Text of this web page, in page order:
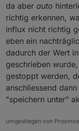
da aber auto
richtig erkennen,
influx nicht richtig
eben ein
dadurch der Wert
geschrieben
gestoppt werden,
anschliessend
"speichern unter"
umgestiegen von